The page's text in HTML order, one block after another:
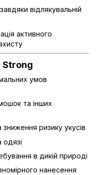
завдяки відлякувальній
активного
Strong
умов
та інших
зниження ризику укусів
одязі
в дикій природі
нанесення